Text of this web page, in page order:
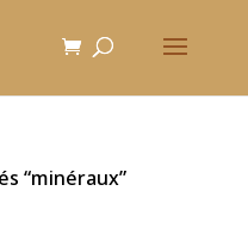
“minéraux”